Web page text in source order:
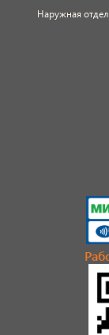
Наружная